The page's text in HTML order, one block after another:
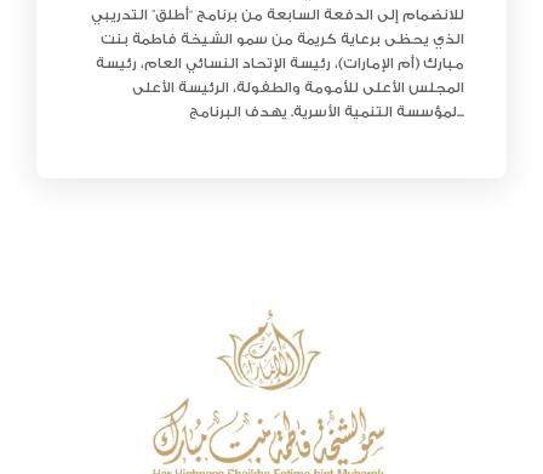
للانضمام إلى الدفعة السابعة من برنامج “أطلق” التدريبي
الذي يحظى برعاية كريمة من سمو الشيخة فاطمة بنت
مبارك (أم الإمارات)، رئيسة الإتحاد النسائي العام، رئيسة
المجلس الأعلى للأمومة والطفولة، الرئيسة الأعلى
لمؤسسة التنمية الأسرية. يهدف البرنامج...